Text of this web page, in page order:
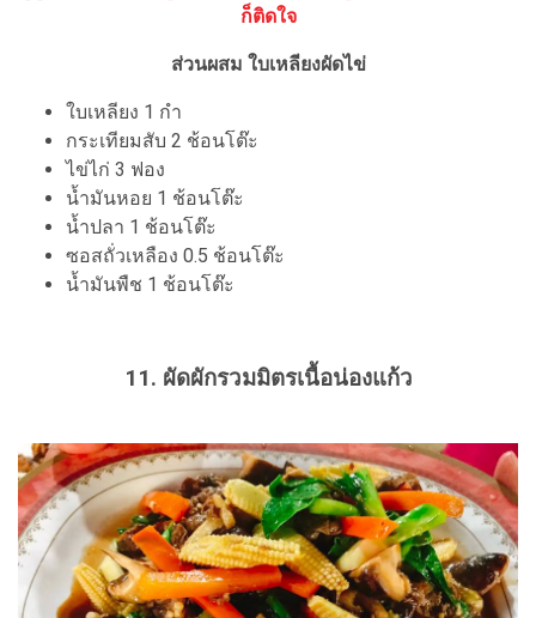
ก็ติดใจ
ส่วนผสม ใบเหลียงผัดไข่
ใบเหลียง 1 กำ
กระเทียมสับ 2 ช้อนโต๊ะ
ไข่ไก่ 3 ฟอง
น้ำมันหอย 1 ช้อนโต๊ะ
น้ำปลา 1 ช้อนโต๊ะ
ซอสถั่วเหลือง 0.5 ช้อนโต๊ะ
น้ำมันพืช 1 ช้อนโต๊ะ
11. ผัดผักรวมมิตรเนื้อน่องแก้ว